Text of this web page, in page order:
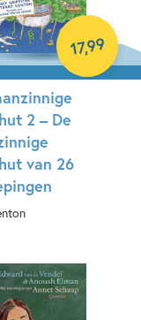
2 – De
van 26
17,99